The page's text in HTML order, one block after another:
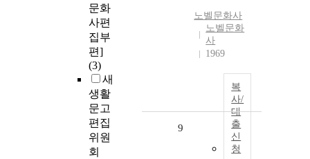
문화
사편
집부
편]
(3)
새
생활
문고
편집
위원
회
노벨문화사
노벨문화
사
1969
복
사/
대
출
신
청
9